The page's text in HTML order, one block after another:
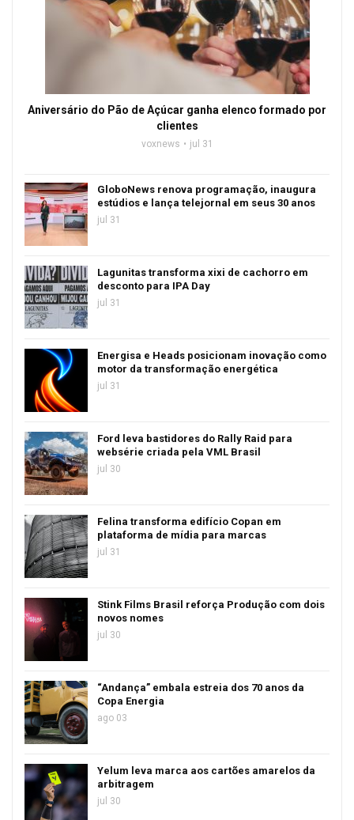
Aniversário do Pão de Açúcar ganha elenco formado por
clientes
voxnews jul 31
GloboNews renova programação, inaugura
estúdios e lança telejornal em seus 30 anos
jul 31
Lagunitas transforma xixi de cachorro em
desconto para IPA Day
jul 31
Energisa e Heads posicionam inovação como
motor da transformação energética
jul 31
Ford leva bastidores do Rally Raid para
websérie criada pela VML Brasil
jul 30
Felina transforma edifício Copan em
plataforma de mídia para marcas
jul 31
Stink Films Brasil reforça Produção com dois
novos nomes
jul 30
“Andança” embala estreia dos 70 anos da
Copa Energia
ago 03
Yelum leva marca aos cartões amarelos da
arbitragem
jul 30